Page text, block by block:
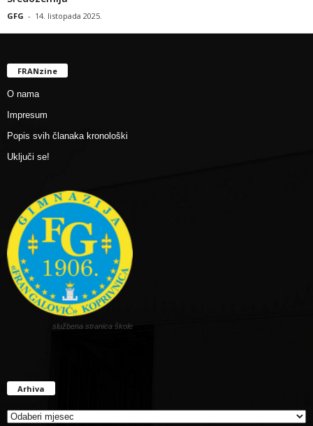
GFG - 14. listopada 2025.
FRANzine
O nama
Impresum
Popis svih članaka kronološki
Uključi se!
službena stranica škole
Arhiva